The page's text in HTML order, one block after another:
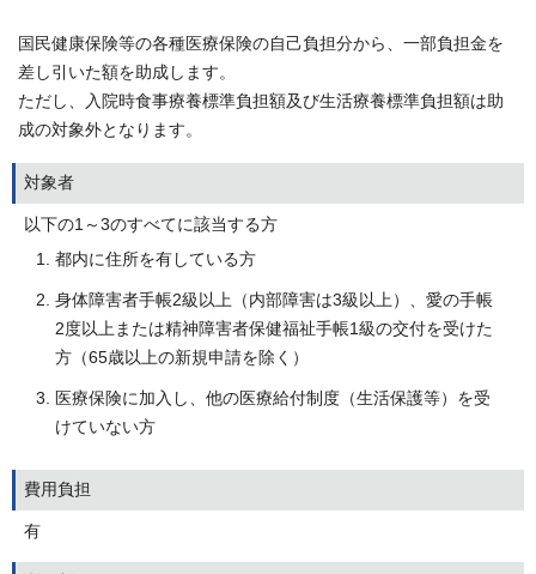
国民健康保険等の各種医療保険の自己負担分から、一部負担金を
差し引いた額を助成します。
ただし、入院時食事療養標準負担額及び生活療養標準負担額は助
成の対象外となります。
対象者
以下の1～3のすべてに該当する方
都内に住所を有している方
身体障害者手帳2級以上（内部障害は3級以上）、愛の手帳
2度以上または精神障害者保健福祉手帳1級の交付を受けた
方（65歳以上の新規申請を除く）
医療保険に加入し、他の医療給付制度（生活保護等）を受
けていない方
費用負担
有